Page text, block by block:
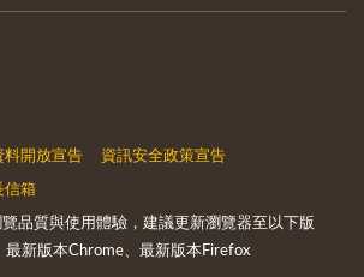
料開放宣告 資訊安全政策宣告
信箱
品質與使用體驗，建議更新瀏覽器至以下版
最新版本Chrome、最新版本Firefox